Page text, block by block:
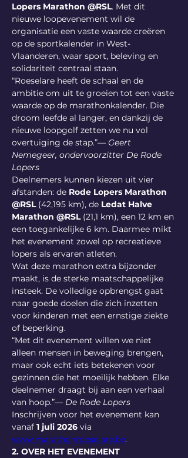
Lopers Marathon @RSL. Met dit
nieuwe loopevenement wil de
organisatie een vaste waarde creëren
op de sportkalender in West-
Vlaanderen, waar sport, beleving en
solidariteit centraal staan.
“Roeselare heeft de schaal en de
ambitie om uit te groeien tot een vaste
waarde op de marathonkalender. Die
droom leefde al langer, en dankzij de
nieuwe loopgolf zetten we nu vol
overtuiging de stap.”— Geert
Nemegeer, ondervoorzitter De Rode
Lopers
Deelnemers kunnen kiezen uit vier
afstanden: de Rode Lopers Marathon
@RSL (42,195 km), de Ledat Halve
Marathon @RSL (21,1 km), een 12 km en
een toegankelijke 6 km. Daarmee mikt
het evenement zowel op recreatieve
lopers als ervaren atleten.
Wat deze marathon extra bijzonder
maakt, is de sterke maatschappelijke
insteek. De volledige opbrengst gaat
naar goede doelen die zich inzetten
voor kinderen met een ernstige ziekte
of beperking.
“Met dit evenement willen we niet
alleen mensen in beweging brengen,
maar ook echt iets betekenen voor
gezinnen die het moeilijk hebben. Elke
deelnemer draagt bij aan een verhaal
van hoop.”— De Rode Lopers
Inschrijven voor het evenement kan
vanaf 1 juli 2026 via
www.marathonroeselare.be.
2. OVER HET EVENEMENT